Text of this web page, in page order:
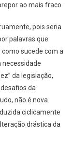
ao mais fraco.
pois seria
palavras que
sucede com a
necessidade
da legislação,
da
não é nova.
ciclicamente
drástica da